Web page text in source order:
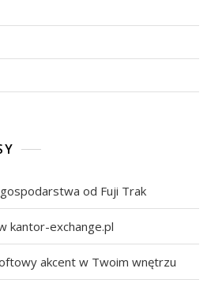
od Fuji Trak
kantor-exchange.pl
akcent w Twoim wnętrzu